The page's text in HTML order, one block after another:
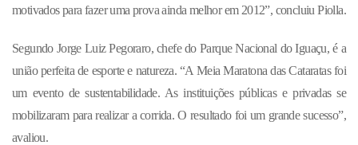
motivados para fazer uma prova ainda melhor em 2012”, concluiu Piolla.
Segundo Jorge Luiz Pegoraro, chefe do Parque Nacional do Iguaçu, é a
união perfeita de esporte e natureza. “A Meia Maratona das Cataratas foi
um evento de sustentabilidade. As instituições públicas e privadas se
mobilizaram para realizar a corrida. O resultado foi um grande sucesso”,
avaliou.